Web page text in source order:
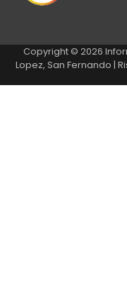
Copyright © 2026
Lopez, San Fernando |